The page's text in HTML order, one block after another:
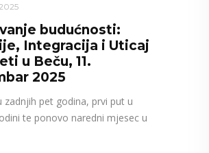
budućnosti:
Integracija i Uticaj
u Beču, 11.
2025
zadnjih pet godina, prvi put u
te ponovo naredni mjesec u